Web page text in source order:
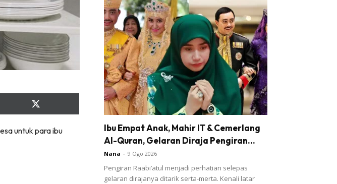
Share
on
(Twitter)
untuk para ibu
Ibu Empat Anak, Mahir IT & Cemerlang
Al-Quran, Gelaran Diraja Pengiran...
Nana - 9 Ogo 2026
Pengiran Raabi’atul menjadi perhatian selepas
gelaran dirajanya ditarik serta-merta. Kenali latar